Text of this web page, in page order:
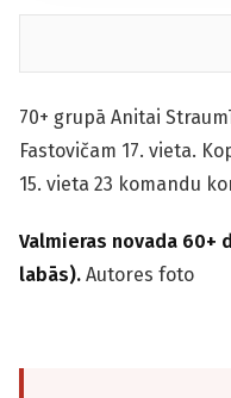
70+ grupā Anitai
Fastovičam 17. vieta.
15. vieta 23 komandu
Valmieras novada 60+
labās). Autores foto